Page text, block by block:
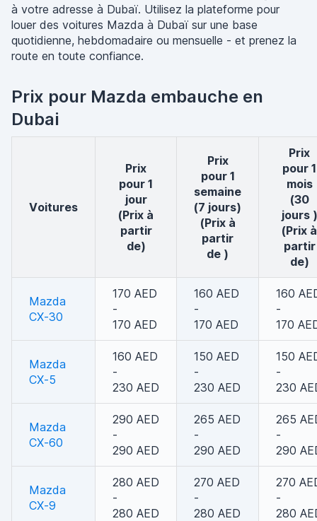
à votre adresse à Dubaï. Utilisez la plateforme pour
louer des voitures Mazda à Dubaï sur une base
quotidienne, hebdomadaire ou mensuelle - et prenez la
route en toute confiance.
Prix pour Mazda embauche en
Dubai
voitures
Prix
pour 1
jour
(Prix à
partir
de)
Prix
pour 1
semaine
(7 jours)
(Prix à
partir
de )
Prix
pour 1
mois
(30
jours )
(Prix à
partir
de)
Mazda
CX-30
170 AED
-
170 AED
160 AED
-
170 AED
160
-
170
Mazda
CX-5
160 AED
-
230 AED
150 AED
-
230 AED
150
-
230
Mazda
CX-60
290 AED
-
290 AED
265 AED
-
290 AED
265
-
290
Mazda
CX-9
280 AED
-
280 AED
270 AED
-
280 AED
270
-
280